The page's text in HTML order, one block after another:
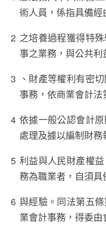
術人員，係指具備
之培養過程獲得特
事之業務，與公共
、財產等權利有密
事務，依商業會計
依據一般公認會計
處理及據以編制財
利益與人民財產權
務為職業者，自須
與經驗。同法第五
業會計事務，得委